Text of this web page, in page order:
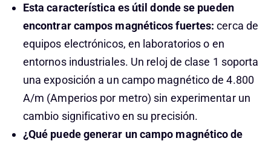
Esta característica es útil donde se pueden
encontrar campos magnéticos fuertes:cerca de
equipos electrónicos, en laboratorios o en
entornos industriales. Un reloj de clase 1 soporta
una exposición a un campo magnético de 4.800
A/m (Amperios por metro) sin experimentar un
cambio significativo en su precisión.
¿Qué puede generar un campo magnético de